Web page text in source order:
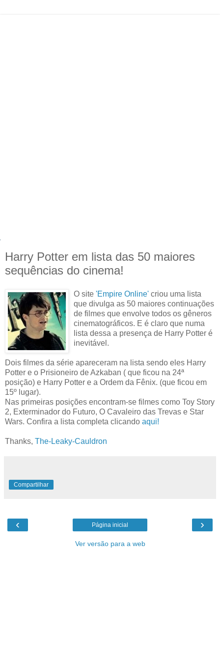
Harry Potter em lista das 50 maiores
sequências do cinema!
O site 'Empire Online' criou uma lista
que divulga as 50 maiores continuações
de filmes que envolve todos os gêneros
cinematográficos. E é claro que numa
lista dessa a presença de Harry Potter é
inevitável.
Dois filmes da série apareceram na lista sendo eles Harry
Potter e o Prisioneiro de Azkaban ( que ficou na 24ª
posição) e Harry Potter e a Ordem da Fênix. (que ficou em
15º lugar).
Nas primeiras posições encontram-se filmes como Toy Story
2, Exterminador do Futuro, O Cavaleiro das Trevas e Star
Wars. Confira a lista completa clicando aqui!
Thanks, The-Leaky-Cauldron
Compartilhar
‹ ›
Página inicial
Ver versão para a web